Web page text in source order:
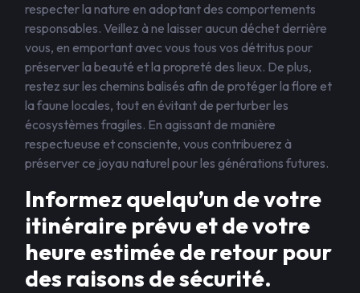
respecter la nature en adoptant des comportements
responsables. Veillez à ne laisser aucun déchet derrière
vous, en emportant avec vous tous vos détritus pour
préserver la beauté et la propreté des lieux. De plus,
restez sur les chemins balisés afin de protéger la flore et
la faune locales, tout en évitant de perturber les
écosystèmes fragiles. En agissant de manière
respectueuse et consciente, vous contribuerez à
préserver ce joyau naturel pour les générations futures.
Informez quelqu’un de votre
itinéraire prévu et de votre
heure estimée de retour pour
des raisons de sécurité.